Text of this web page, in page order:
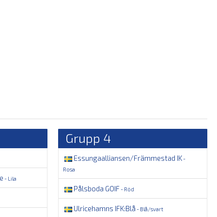
- Lila
Grupp 4
Essungaalliansen/Främmestad IK-
Rosa
Pålsboda GOIF - Röd
Ulricehamns IFK:Blå - Blå/svart